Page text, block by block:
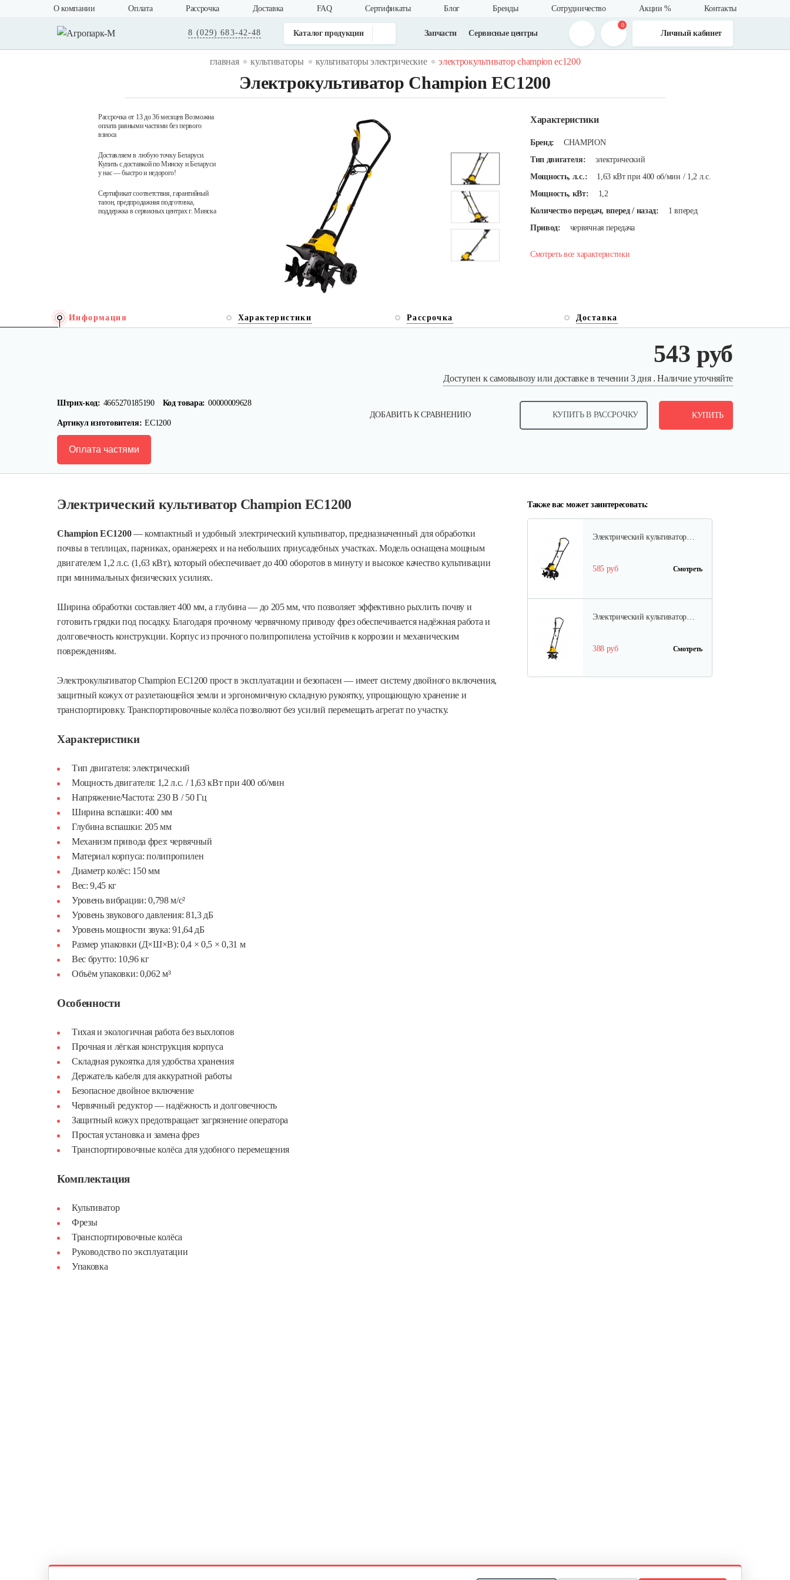
О компании Оплата Рассрочка Доставка FAQ Cертификаты Блог Бренды Сотрудничество Акции % Контакты
8 (029) 683-42-48 Каталог продукции Запчасти Сервисные центры
0
Личный кабинет
главная культиваторы культиваторы электрические электрокультиватор champion ec1200
Электрокультиватор Champion EC1200
Рассрочка от 13 до 36 месяцев Возможна
оплата равными частями без первого
взноса
Доставляем в любую точку Беларуси.
Купить с доставкой по Минску и Беларуси
у нас — быстро и недорого!
Сертификат соответствия, гарантийный
талон, предпродажная подготовка,
поддержка в сервисных центрах г. Минска
Характеристики
Бренд:
CHAMPION
Тип двигателя:
электрический
Мощность, л.с.:
1,63 кВт при 400 об/мин / 1,2 л.с.
Мощность, кВт:
1,2
Количество передач, вперед / назад:
1 вперед
Привод:
червячная передача
Смотреть все характеристики
Информация Характеристики Рассрочка Доставка
543 руб
Доступен к самовывозу или доставке в течении 3 дня . Наличие уточняйте
Штрих-код: 4665270185190 Код товара: 00000009628
Артикул изготовителя: EC1200
ДОБАВИТЬ К СРАВНЕНИЮ КУПИТЬ В РАССРОЧКУ КУПИТЬ
Оплата частями
Электрический культиватор Champion EC1200
Champion EC1200— компактный и удобный электрический культиватор, предназначенный для обработки
почвы в теплицах, парниках, оранжереях и на небольших приусадебных участках. Модель оснащена мощным
двигателем 1,2 л.с. (1,63 кВт), который обеспечивает до 400 оборотов в минуту и высокое качество культивации
при минимальных физических усилиях.
Ширина обработки составляет 400 мм, а глубина — до 205 мм, что позволяет эффективно рыхлить почву и
готовить грядки под посадку. Благодаря прочному червячному приводу фрез обеспечивается надёжная работа и
долговечность конструкции. Корпус из прочного полипропилена устойчив к коррозии и механическим
повреждениям.
Электрокультиватор Champion EC1200 прост в эксплуатации и безопасен — имеет систему двойного включения,
защитный кожух от разлетающейся земли и эргономичную складную рукоятку, упрощающую хранение и
транспортировку. Транспортировочные колёса позволяют без усилий перемещать агрегат по участку.
Характеристики
Тип двигателя: электрический
Мощность двигателя: 1,2 л.с. / 1,63 кВт при 400 об/мин
Напряжение/Частота: 230 В / 50 Гц
Ширина вспашки: 400 мм
Глубина вспашки: 205 мм
Механизм привода фрез: червячный
Материал корпуса: полипропилен
Диаметр колёс: 150 мм
Вес: 9,45 кг
Уровень вибрации: 0,798 м/с²
Уровень звукового давления: 81,3 дБ
Уровень мощности звука: 91,64 дБ
Размер упаковки (Д×Ш×В): 0,4 × 0,5 × 0,31 м
Вес брутто: 10,96 кг
Объём упаковки: 0,062 м³
Особенности
Тихая и экологичная работа без выхлопов
Прочная и лёгкая конструкция корпуса
Складная рукоятка для удобства хранения
Держатель кабеля для аккуратной работы
Безопасное двойное включение
Червячный редуктор — надёжность и долговечность
Защитный кожух предотвращает загрязнение оператора
Простая установка и замена фрез
Транспортировочные колёса для удобного перемещения
Комплектация
Культиватор
Фрезы
Транспортировочные колёса
Руководство по эксплуатации
Упаковка
Также вас может заинтересовать:
Электрический культиватор…
585 руб Смотреть
Электрический культиватор…
388 руб Смотреть